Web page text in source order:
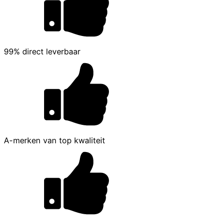
99% direct leverbaar
A-merken van top kwaliteit